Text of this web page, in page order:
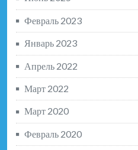
Февраль 2023
Январь 2023
Апрель 2022
Март 2022
Март 2020
Февраль 2020